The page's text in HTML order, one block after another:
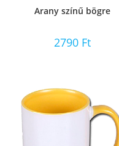
Arany színű bögre
2790 Ft